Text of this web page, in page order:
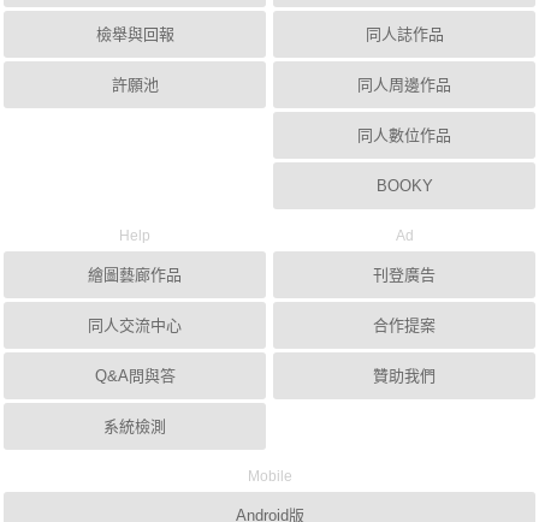
檢舉與回報
許願池
同人誌作品
同人周邊作品
同人數位作品
BOOKY
Help
繪圖藝廊作品
同人交流中心
Q&A問與答
系統檢測
Ad
刊登廣告
合作提案
贊助我們
Mobile
Android版